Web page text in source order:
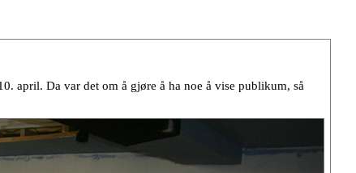
april. Da var det om å gjøre å ha noe å vise publikum, så